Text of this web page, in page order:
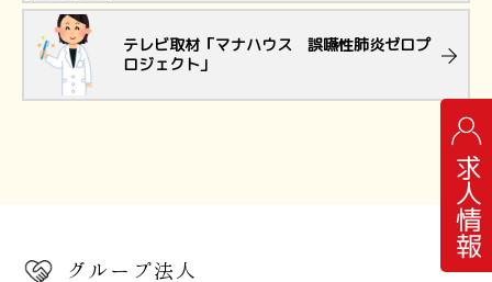
テレビ取材「マナハウス 誤嚥性肺炎ゼロプ
ロジェクト」
グループ法人
求人情報